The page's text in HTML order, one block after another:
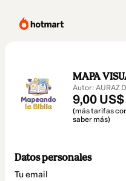
MAPA
Autor: AURAZ
9,00 US$
(más tarifas
saber más)
Datos personales
Tu email